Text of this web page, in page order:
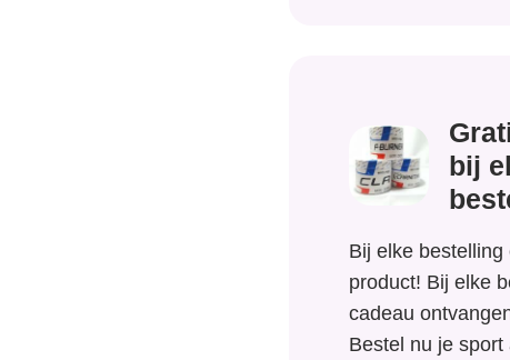
bij
Bij elke bestelling
product! Bij elke
cadeau
Bestel nu je sport